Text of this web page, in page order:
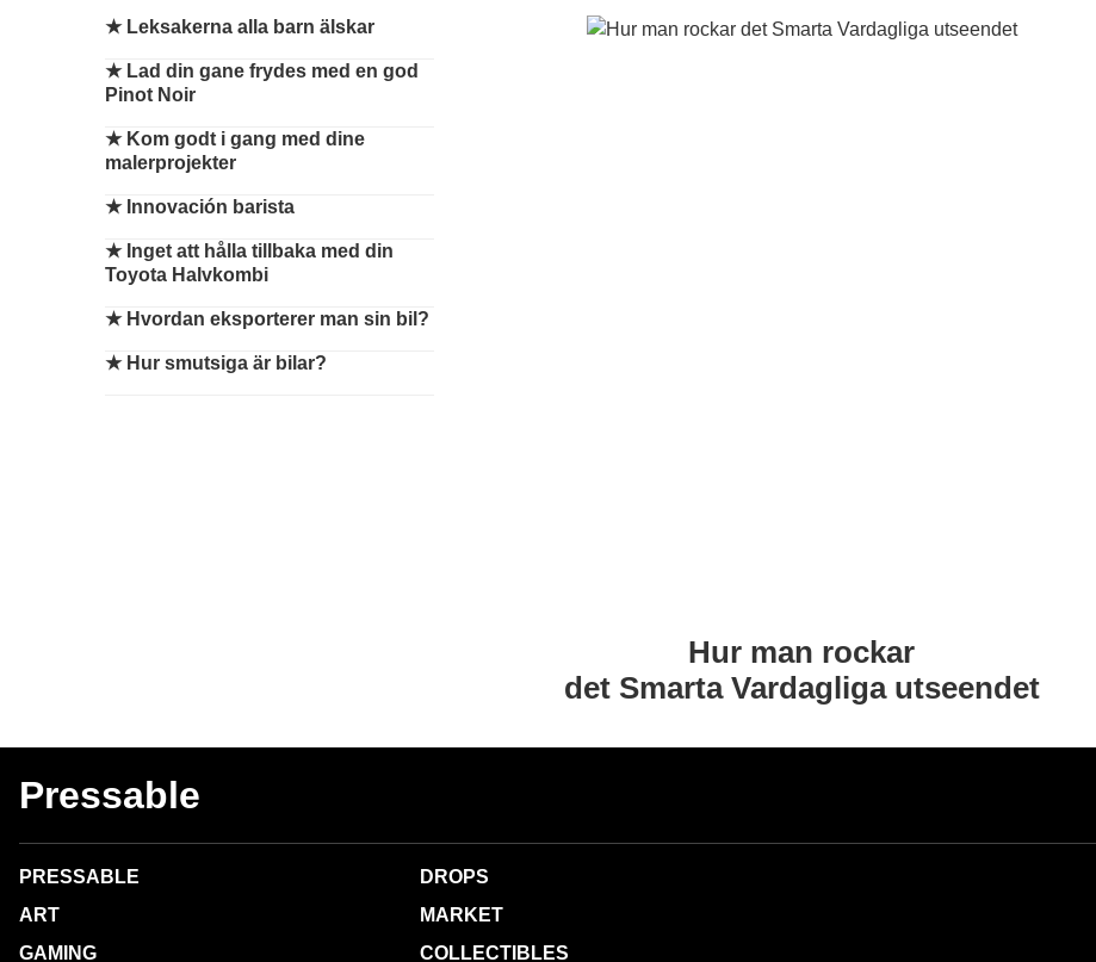
★ Leksakerna alla barn älskar
★ Lad din gane frydes med en god
Pinot Noir
★ Kom godt i gang med dine
malerprojekter
★ Innovación barista
★ Inget att hålla tillbaka med din
Toyota Halvkombi
★ Hvordan eksporterer man sin bil?
★ Hur smutsiga är bilar?
Hur man rockar
det Smarta Vardagliga utseendet
Pressable
PRESSABLE
ART
GAMING
DROPS
MARKET
COLLECTIBLES